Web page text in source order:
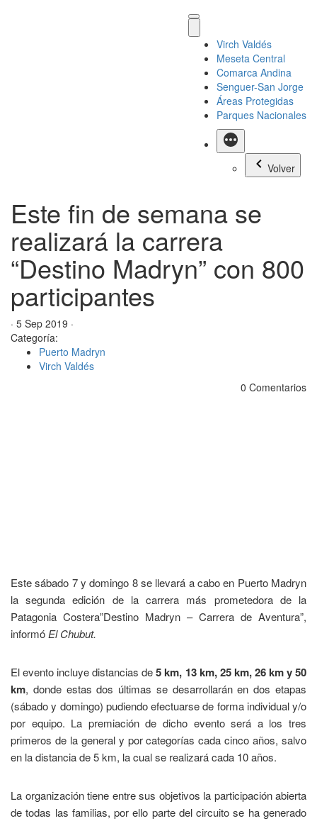
Virch Valdés
Meseta Central
Comarca Andina
Senguer-San Jorge
Áreas Protegidas
Parques Nacionales
Más
Volver
Este fin de semana se
realizará la carrera
“Destino Madryn” con 800
participantes
· 5 Sep 2019 ·
Categoría:
Puerto Madryn
Virch Valdés
0 Comentarios
Este sábado 7 y domingo 8 se llevará a cabo en Puerto Madryn
la segunda edición de la carrera más prometedora de la
Patagonia Costera”Destino Madryn – Carrera de Aventura”,
informóEl Chubut.
El evento incluye distancias de5 km, 13 km, 25 km, 26 km y 50
km, donde estas dos últimas se desarrollarán en dos etapas
(sábado y domingo) pudiendo efectuarse de forma individual y/o
por equipo. La premiación de dicho evento será a los tres
primeros de la general y por categorías cada cinco años, salvo
en la distancia de 5 km, la cual se realizará cada 10 años.
La organización tiene entre sus objetivos la participación abierta
de todas las familias, por ello parte del circuito se ha generado